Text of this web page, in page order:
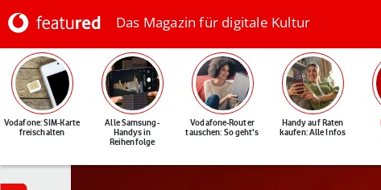
Das Magazin für digitale Kultur
Vodafone: SIM-Karte
freischalten
Alle Samsung-
Handys in
Reihenfolge
Vodafone-Router
tauschen: So geht's
Handy auf Raten
kaufen: Alle Infos